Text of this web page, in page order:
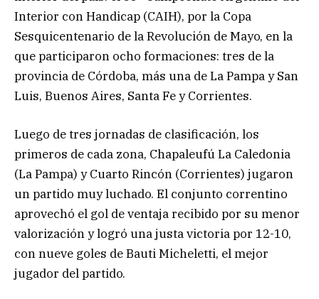
Interior con Handicap (CAIH), por la Copa
Sesquicentenario de la Revolución de Mayo, en la
que participaron ocho formaciones: tres de la
provincia de Córdoba, más una de La Pampa y San
Luis, Buenos Aires, Santa Fe y Corrientes.
Luego de tres jornadas de clasificación, los
primeros de cada zona, Chapaleufú La Caledonia
(La Pampa) y Cuarto Rincón (Corrientes) jugaron
un partido muy luchado. El conjunto correntino
aprovechó el gol de ventaja recibido por su menor
valorización y logró una justa victoria por 12-10,
con nueve goles de Bauti Micheletti, el mejor
jugador del partido.